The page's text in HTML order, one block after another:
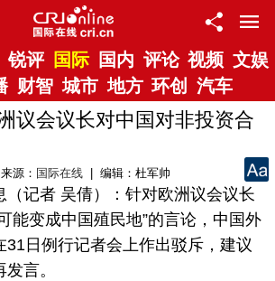
锐评 国际 国内 评论 视频 文娱
财智 城市 地方 环创 汽车
议会议长对中国对非投资合
源： 国际在线 | 编辑：杜军帅
记者 吴倩）：针对欧洲议会议长
能变成中国殖民地”的言论，中国外
31日例行记者会上作出驳斥，建议
言。